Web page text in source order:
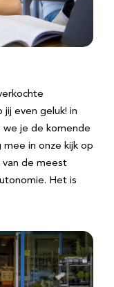
even geluk! in
we je de komende
mee in onze kijk op
van de meest
Het is